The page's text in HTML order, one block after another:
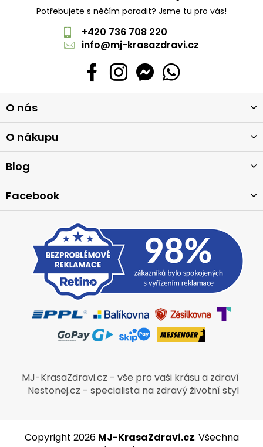
Potřebujete s něčím poradit? Jsme tu pro vás!
+420 736 708 220
info@mj-krasazdravi.cz
á
p
a
t
O nás
O nákupu
Blog
Facebook
MJ-KrasaZdravi.cz - vše pro vaši krásu a zdraví
Nestonej.cz - specialista na zdravý životní styl
Copyright 2026 MJ-KrasaZdravi.cz. Všechna